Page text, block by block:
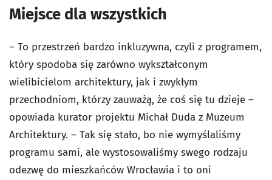
Miejsce dla wszystkich
– To przestrzeń bardzo inkluzywna, czyli z programem,
który spodoba się zarówno wykształconym
wielibicielom architektury, jak i zwykłym
przechodniom, którzy zauważą, że coś się tu dzieje –
opowiada kurator projektu Michał Duda z Muzeum
Architektury. – Tak się stało, bo nie wymyślaliśmy
programu sami, ale wystosowaliśmy swego rodzaju
odezwę do mieszkańców Wrocławia i to oni